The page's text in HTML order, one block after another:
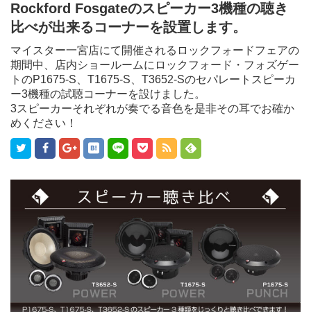
Rockford Fosgateのスピーカー3機種の聴き
比べが出来るコーナーを設置します。
マイスター一宮店にて開催されるロックフォードフェアの
期間中、店内ショールームにロックフォード・フォズゲー
トのP1675-S、T1675-S、T3652-Sのセパレートスピーカ
ー3機種の試聴コーナーを設けました。
3スピーカーそれぞれが奏でる音色を是非その耳でお確か
めください！